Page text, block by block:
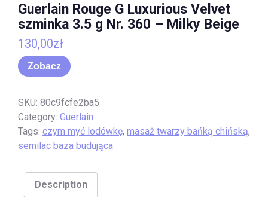
Guerlain Rouge G Luxurious Velvet
szminka 3.5 g Nr. 360 – Milky Beige
130,00zł
Zobacz
SKU: 80c9fcfe2ba5
Category: Guerlain
Tags: czym myć lodówkę, masaż twarzy bańką chińską,
semilac baza budująca
Description